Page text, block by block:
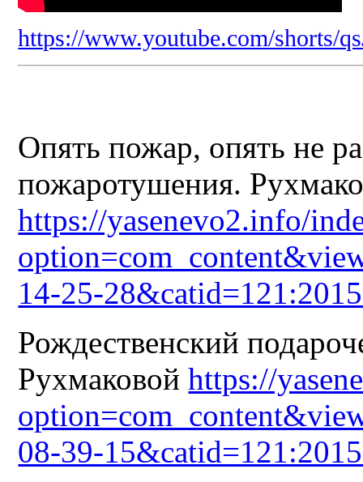
https://www.youtube.com/shorts/
Опять пожар, опять не
пожаротушения.
https://yasenevo2.info/
14-25-
Рождественский
Рухмаковойhttps://
08-39-